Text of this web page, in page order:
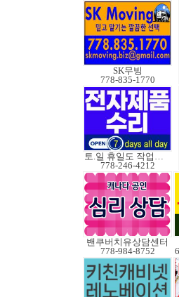
SK무빙
778-835-1770
토.일 휴일도 작업가능
778-246-4212
밴쿠버치유상담센터
778-984-8752